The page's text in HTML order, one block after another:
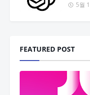
5월
FEATURED POST